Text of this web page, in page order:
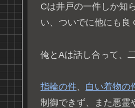
Cは井戸の一件しか知
い、ついでに他にも良
俺とAは話し合って、
指輪の件、 白い着物の
制御できず、また悪霊